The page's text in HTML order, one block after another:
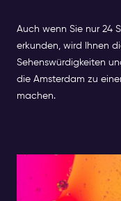
Auch wenn Sie nur 24
erkunden, wird Ihnen
Sehenswürdigkeiten
die Amsterdam zu
machen.
Vormittag: